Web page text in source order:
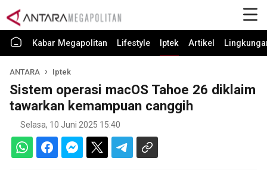
Kabar Megapolitan Lifestyle Iptek Artikel
ANTARA Iptek
Sistem operasi macOS Tahoe 26 diklaim
tawarkan kemampuan canggih
Selasa, 10 Juni 2025 15:40